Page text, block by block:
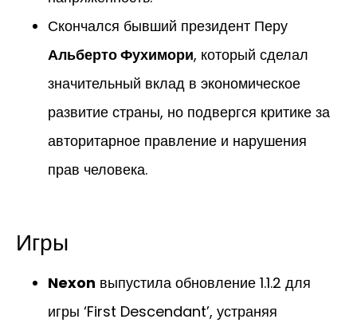
Скончался бывший президент Перу
Альберто Фухимори, который сделал
значительный вклад в экономическое
развитие страны, но подвергся критике за
авторитарное правление и нарушения
прав человека.
Игры
Nexon выпустила обновление 1.1.2 для
игры ‘First Descendant’, устраняя